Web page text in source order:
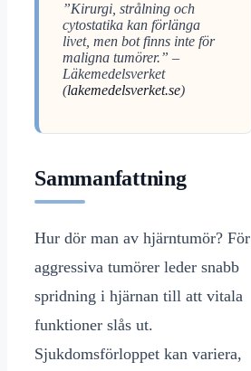
”Kirurgi, strålning och
cytostatika kan förlänga
livet, men bot finns inte för
maligna tumörer.” –
Läkemedelsverket
(lakemedelsverket.se)
Sammanfattning
Hur dör man av hjärntumör? För
aggressiva tumörer leder snabb
spridning i hjärnan till att vitala
funktioner slås ut.
Sjukdomsförloppet kan variera,